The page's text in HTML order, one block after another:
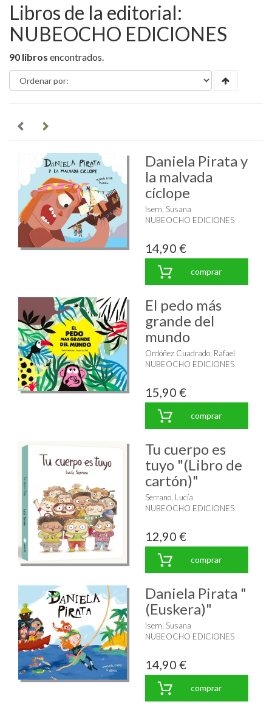
Libros de la editorial:
NUBEOCHO EDICIONES
90 libros encontrados.
Daniela Pirata y
la malvada
cíclope
Isern, Susana
NUBEOCHO EDICIONES
14,90 €
comprar
El pedo más
grande del
mundo
Ordóñez Cuadrado, Rafael
NUBEOCHO EDICIONES
15,90 €
comprar
Tu cuerpo es
tuyo "(Libro de
cartón)"
Serrano, Lucía
NUBEOCHO EDICIONES
12,90 €
comprar
Daniela Pirata "
(Euskera)"
Isern, Susana
NUBEOCHO EDICIONES
14,90 €
comprar